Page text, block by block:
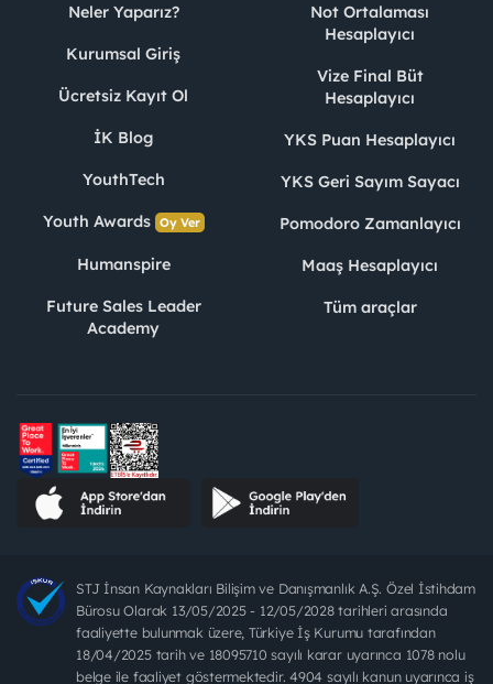
Neler Yaparız?
Kurumsal Giriş
Ücretsiz Kayıt Ol
İK Blog
YouthTech
Youth Awards Oy Ver
Humanspire
Future Sales Leader
Academy
Not Ortalaması
Hesaplayıcı
Vize Final Büt
Hesaplayıcı
YKS Puan Hesaplayıcı
YKS Geri Sayım Sayacı
Pomodoro Zamanlayıcı
Maaş Hesaplayıcı
Tüm araçlar
STJ İnsan Kaynakları Bilişim ve Danışmanlık A.Ş. Özel İstihdam
Bürosu Olarak 13/05/2025 - 12/05/2028 tarihleri arasında
faaliyette bulunmak üzere, Türkiye İş Kurumu tarafından
18/04/2025 tarih ve 18095710 sayılı karar uyarınca 1078 nolu
belge ile faaliyet göstermektedir. 4904 sayılı kanun uyarınca iş